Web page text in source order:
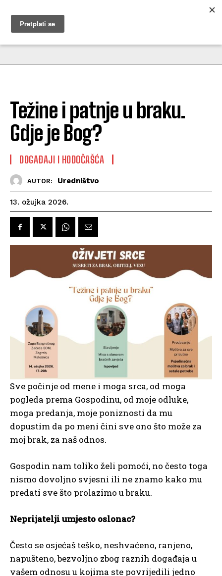
MUŽEVNI BUDITE
Težine i patnje u braku.
Gdje je Bog?
DOGAĐAJI I HODOČAŠĆA
AUTOR: Uredništvo
13. ožujka 2026.
Sve počinje od mene i moga srca, od moga
pogleda prema Gospodinu, od moje odluke,
moga predanja, moje poniznosti da mu
dopustim da po meni čini sve ono što može za
moj brak, za naš odnos.
Gospodin nam toliko želi pomoći, no često toga
nismo dovoljno svjesni ili ne znamo kako mu
predati sve što prolazimo u braku.
Neprijatelji umjesto oslonac?
Često se osjećaš teško, neshvaćeno, ranjeno,
napušteno, bezvoljno zbog raznih događaja u
vašem odnosu u kojima ste povrijedili jedno